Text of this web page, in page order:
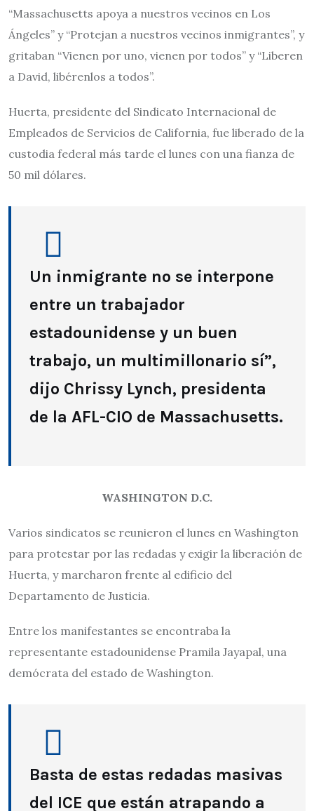
“Massachusetts apoya a nuestros vecinos en Los
Ángeles” y “Protejan a nuestros vecinos inmigrantes”, y
gritaban “Vienen por uno, vienen por todos” y “Liberen
a David, libérenlos a todos”.
Huerta, presidente del Sindicato Internacional de
Empleados de Servicios de California, fue liberado de la
custodia federal más tarde el lunes con una fianza de
50 mil dólares.
Un inmigrante no se interpone
entre un trabajador
estadounidense y un buen
trabajo, un multimillonario sí”,
dijo Chrissy Lynch, presidenta
de la AFL-CIO de Massachusetts.
WASHINGTON D.C.
Varios sindicatos se reunieron el lunes en Washington
para protestar por las redadas y exigir la liberación de
Huerta, y marcharon frente al edificio del
Departamento de Justicia.
Entre los manifestantes se encontraba la
representante estadounidense Pramila Jayapal, una
demócrata del estado de Washington.
Basta de estas redadas masivas
del ICE que están atrapando a